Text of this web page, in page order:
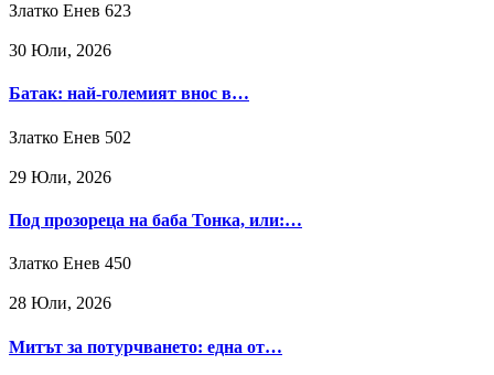
Златко Енев 623
30 Юли, 2026
Батак: най-големият внос в…
Златко Енев 502
29 Юли, 2026
Под прозореца на баба Тонка, или:…
Златко Енев 450
28 Юли, 2026
Митът за потурчването: една от…